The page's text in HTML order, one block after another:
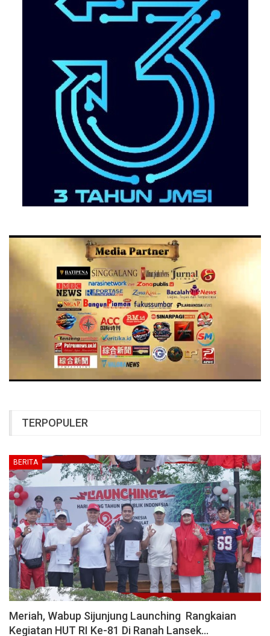
TERPOPULER
BERITA
Meriah, Wabup Sijunjung Launching Rangkaian
Kegiatan HUT RI Ke-81 Di Ranah Lansek…